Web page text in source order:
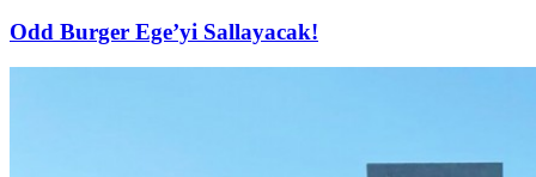
Odd Burger Ege’yi Sallayacak!